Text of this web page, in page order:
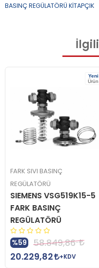
BASINÇ REGÜLATÖRÜ KİTAPÇIK
İlgili
Yeni
Ürün
FARK SIVI BASINÇ
REGÜLATÖRÜ
SIEMENS VSG519K15-5
FARK BASINÇ
REGÜLATÖRÜ
%59
58.849,86
20.229,82
+KDV